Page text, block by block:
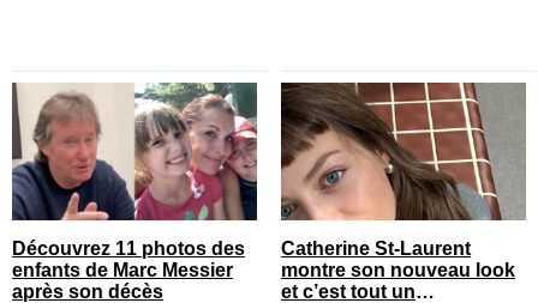
Découvrez 11 photos des
enfants de Marc Messier
après son décès
Catherine St-Laurent
montre son nouveau look
et c’est tout un